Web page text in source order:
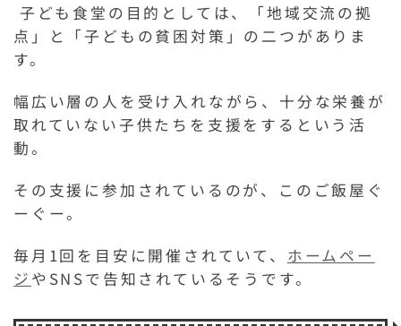
子ども食堂の目的としては、「地域交流の拠
点」と「子どもの貧困対策」の二つがありま
す。
幅広い層の人を受け入れながら、十分な栄養が
取れていない子供たちを支援をするという活
動。
その支援に参加されているのが、このご飯屋ぐ
ーぐー。
毎月1回を目安に開催されていて、 ホームペー
ジ やSNSで告知されているそうです。